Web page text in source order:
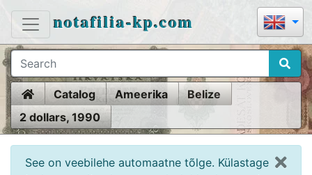
notafilia-kp.com
HomeCatalog Ameerika
Belize
2 dollars, 1990
See on veebilehe automaatne tõlge. Külastage